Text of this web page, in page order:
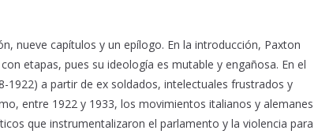
nueve capítulos y un epílogo. En la introducción, Paxton
etapas, pues su ideología es mutable y engañosa. En el
a partir de ex soldados, intelectuales frustrados y
entre 1922 y 1933, los movimientos italianos y alemanes
que instrumentalizaron el parlamento y la violencia para